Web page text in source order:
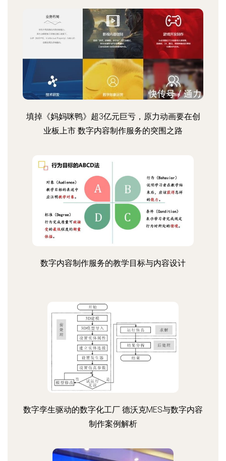
填掉《妈妈咪鸭》超3亿元巨亏，原力动画要在创
业板上市 数字内容制作服务的突围之路
数字内容制作服务的教学目标与内容设计
数字孪生驱动的数字化工厂 德沃克MES与数字内容
制作案例解析